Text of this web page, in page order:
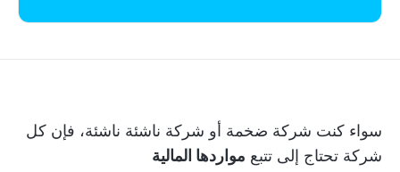
سواء كنت شركة ضخمة أو شركة ناشئة ناشئة، فإن كل
شركة تحتاج إلى تتبع مواردها المالية